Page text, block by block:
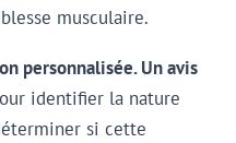
musculaire.
personnalisée. Un avis
identifier la nature
si cette